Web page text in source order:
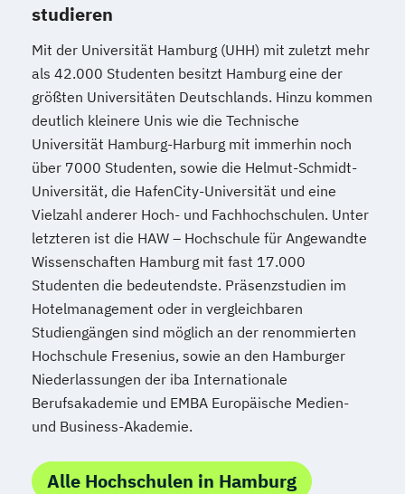
studieren
Mit der Universität Hamburg (UHH) mit zuletzt mehr
als 42.000 Studenten besitzt Hamburg eine der
größten Universitäten Deutschlands. Hinzu kommen
deutlich kleinere Unis wie die Technische
Universität Hamburg-Harburg mit immerhin noch
über 7000 Studenten, sowie die Helmut-Schmidt-
Universität, die HafenCity-Universität und eine
Vielzahl anderer Hoch- und Fachhochschulen. Unter
letzteren ist die HAW – Hochschule für Angewandte
Wissenschaften Hamburg mit fast 17.000
Studenten die bedeutendste. Präsenzstudien im
Hotelmanagement oder in vergleichbaren
Studiengängen sind möglich an der renommierten
Hochschule Fresenius, sowie an den Hamburger
Niederlassungen der iba Internationale
Berufsakademie und EMBA Europäische Medien-
und Business-Akademie.
Alle Hochschulen in Hamburg